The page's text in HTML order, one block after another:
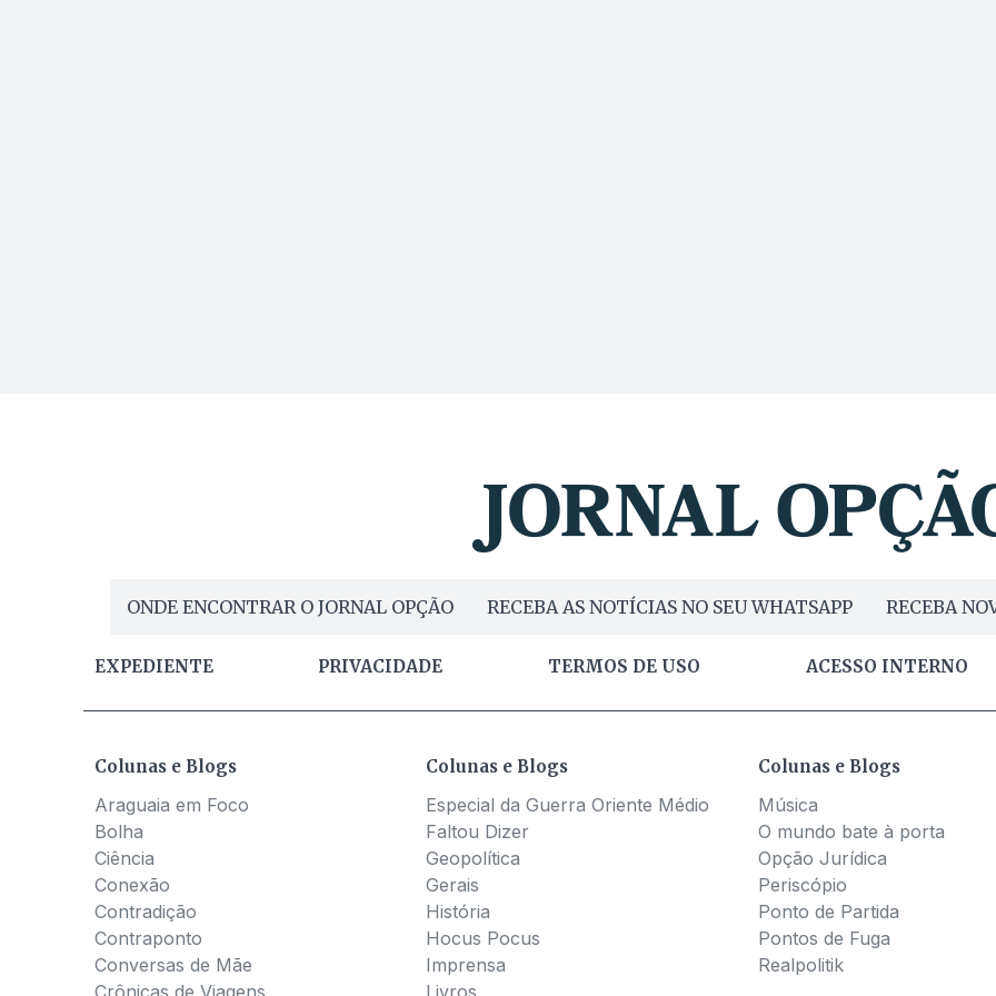
ONDE ENCONTRAR O JORNAL OPÇÃO RECEBA AS NOTÍCIAS NO SEU WHATSAPP RECEBA
EXPEDIENTE PRIVACIDADE TERMOS DE USO ACESSO INTERNO
Colunas e Blogs
Araguaia em Foco
Bolha
Ciência
Conexão
Contradição
Contraponto
Conversas de Mãe
Colunas e Blogs
Especial da Guerra Oriente Médio
Faltou Dizer
Geopolítica
Gerais
História
Hocus Pocus
Imprensa
Colunas e Blogs
Música
O mundo bate à porta
Opção Jurídica
Periscópio
Ponto de Partida
Pontos de Fuga
Realpolitik